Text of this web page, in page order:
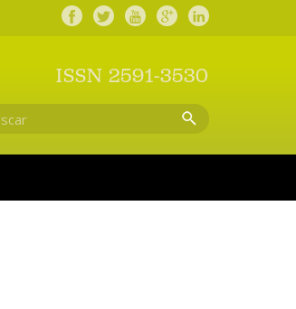
ISSN 2591-3530